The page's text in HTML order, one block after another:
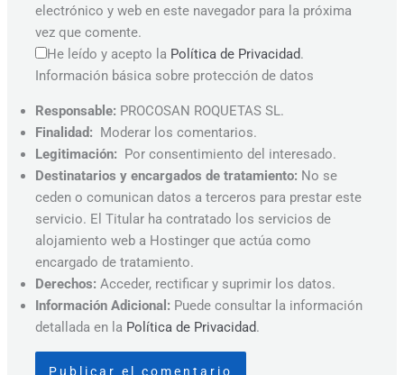
electrónico y web en este navegador para la próxima
vez que comente.
He leído y acepto la Política de Privacidad.
Información básica sobre protección de datos
Responsable: PROCOSAN ROQUETAS SL.
Finalidad: Moderar los comentarios.
Legitimación: Por consentimiento del interesado.
Destinatarios y encargados de tratamiento: No se
ceden o comunican datos a terceros para prestar este
servicio. El Titular ha contratado los servicios de
alojamiento web a Hostinger que actúa como
encargado de tratamiento.
Derechos: Acceder, rectificar y suprimir los datos.
Información Adicional: Puede consultar la información
detallada en la Política de Privacidad.